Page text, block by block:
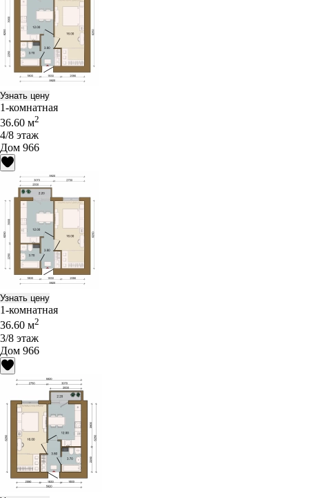
Узнать цену
1-комнатная
36.60 м2
4/8 этаж
Дом 966
Узнать цену
1-комнатная
36.60 м2
3/8 этаж
Дом 966